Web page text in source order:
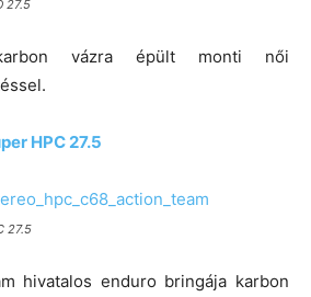
27.5
karbon vázra épült monti női
HPC 27.5
27.5
hivatalos enduro bringája karbon